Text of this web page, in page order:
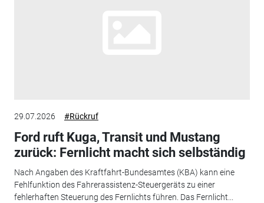
29.07.2026 #Rückruf
Ford ruft Kuga, Transit und Mustang
zurück: Fernlicht macht sich selbständig
Nach Angaben des Kraftfahrt-Bundesamtes (KBA) kann eine
Fehlfunktion des Fahrerassistenz-Steuergeräts zu einer
fehlerhaften Steuerung des Fernlichts führen. Das Fernlicht...